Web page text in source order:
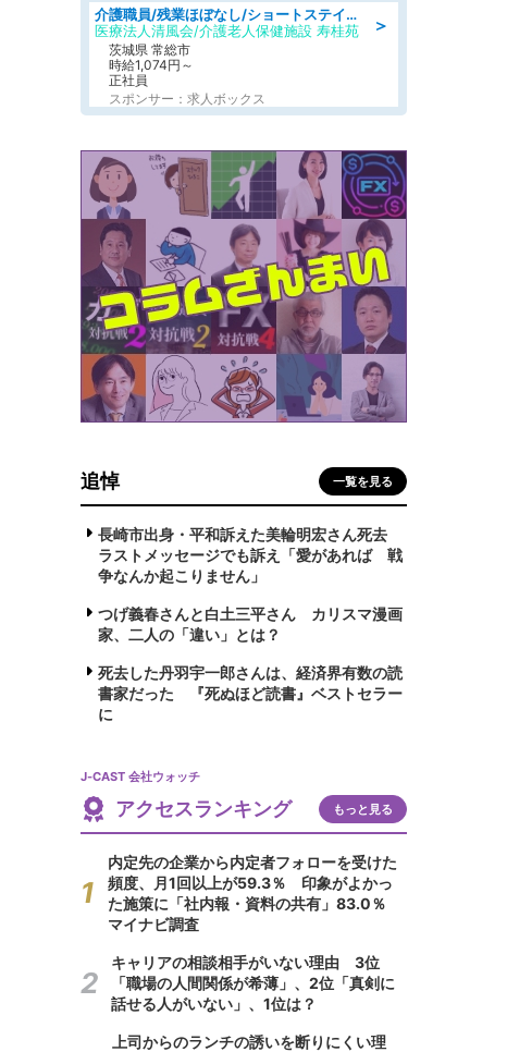
＞
介護職員/残業ほぼなし/ショートステイの介護士/シフト相談可
医療法人清風会/介護老人保健施設 寿桂苑
茨城県 常総市
時給1,074円～
正社員
スポンサー：求人ボックス
追悼 一覧を見る
長崎市出身・平和訴えた美輪明宏さん死去
ラストメッセージでも訴え「愛があれば 戦
争なんか起こりません」
つげ義春さんと白土三平さん カリスマ漫画
家、二人の「違い」とは？
死去した丹羽宇一郎さんは、経済界有数の読
書家だった 『死ぬほど読書』ベストセラー
に
J-CAST 会社ウォッチ
アクセスランキング もっと見る
内定先の企業から内定者フォローを受けた
頻度、月1回以上が59.3％ 印象がよかっ
た施策に「社内報・資料の共有」83.0％
マイナビ調査
キャリアの相談相手がいない理由 3位
「職場の人間関係が希薄」、2位「真剣に
話せる人がいない」、1位は？
上司からのランチの誘いを断りにくい理